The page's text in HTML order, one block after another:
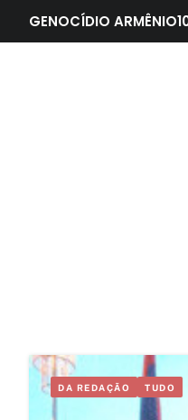
para
GENOCÍDIO ARMÊNIO
DA REDAÇÃO TUDO